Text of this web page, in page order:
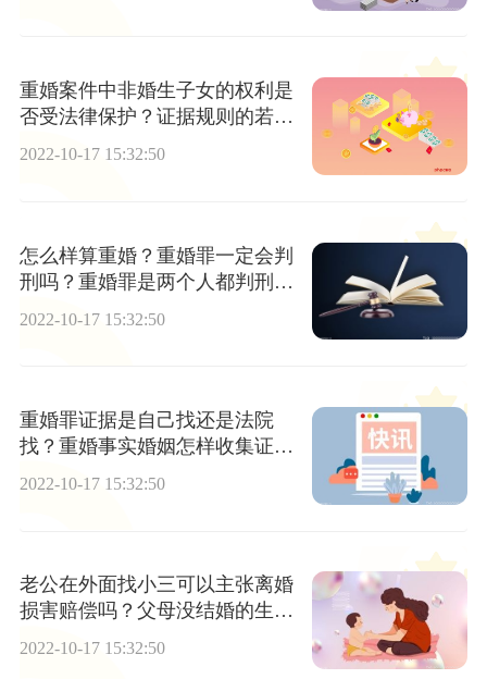
重婚案件中非婚生子女的权利是
否受法律保护？证据规则的若干
规定
2022-10-17 15:32:50
怎么样算重婚？重婚罪一定会判
刑吗？重婚罪是两个人都判刑
2022-10-17 15:32:50
重婚罪证据是自己找还是法院
找？重婚事实婚姻怎样收集证
据？
2022-10-17 15:32:50
老公在外面找小三可以主张离婚
损害赔偿吗？父母没结婚的生下
小孩能上户口吗？
2022-10-17 15:32:50